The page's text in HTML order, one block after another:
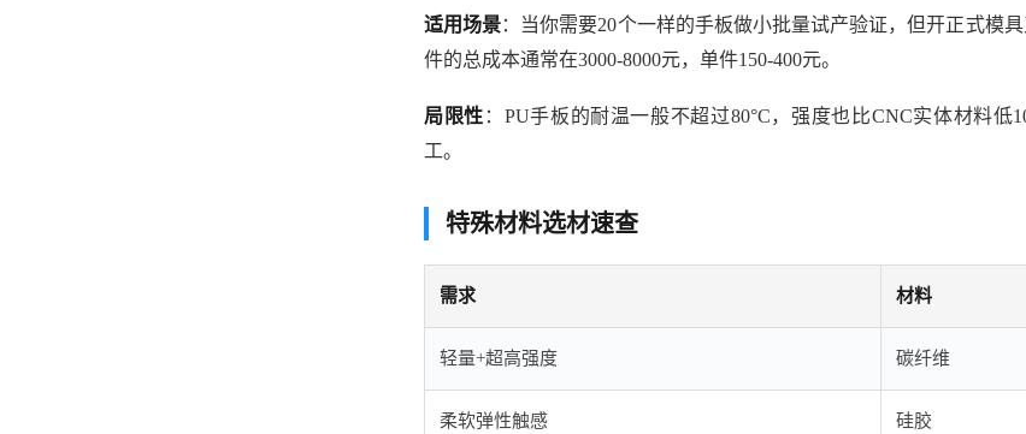
适用场景：当你需要20个一样的手板做小批量试产验证，但开正式模
件的总成本通常在3000-8000元，单件150-400元。
局限性 ：PU手板的耐温一般不超过80°C，强度也比CNC实体材料
工。
特殊材料选材速查
需求 材料
轻量+超高强度 碳纤维
柔软弹性触感 硅胶